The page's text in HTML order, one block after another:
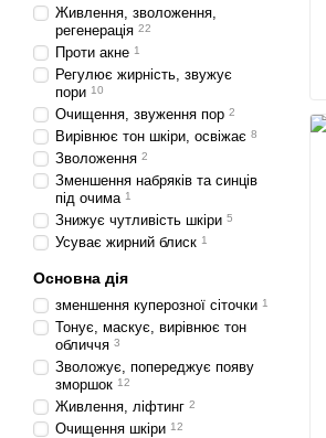
Живлення, зволоження,
регенерація 22
Проти акне 1
Регулює жирність, звужує
пори 10
Очищення, звуження пор 2
Вирівнює тон шкіри, освіжає 8
Зволоження 2
Зменшення набряків та синців
під очима 1
Знижує чутливість шкіри 5
Усуває жирний блиск 1
Основна дія
зменшення куперозної сіточки 1
Тонує, маскує, вирівнює тон
обличчя 3
Зволожує, попереджує появу
зморшок 12
Живлення, ліфтинг 2
Очищення шкіри 12